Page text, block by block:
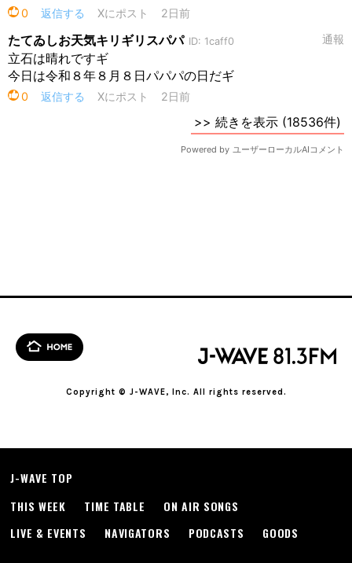
Copyright © J-WAVE, Inc. All rights reserved.
J-WAVE TOP
THIS WEEK
TIME TABLE
ON AIR SONGS
LIVE & EVENTS
NAVIGATORS PODCASTS GOODS